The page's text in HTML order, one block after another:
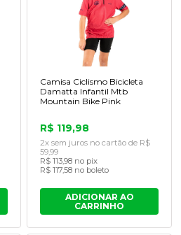
Camisa Ciclismo Bicicleta
Damatta Infantil Mtb
Mountain Bike Pink
R$ 119,98
2x sem juros no cartão de R$
59,99
R$ 113,98 no pix
R$ 117,58 no boleto
ADICIONAR AO
CARRINHO